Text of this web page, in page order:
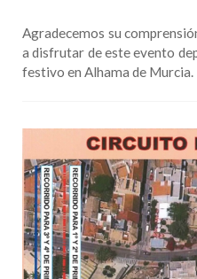
Agradecemos su
a disfrutar de este evento
festivo en Alhama de Murcia.